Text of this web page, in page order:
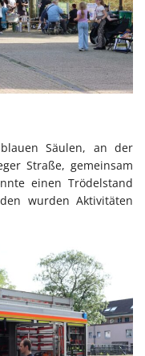
Säulen, an der
Straße, gemeinsam
einen Trödelstand
wurden Aktivitäten